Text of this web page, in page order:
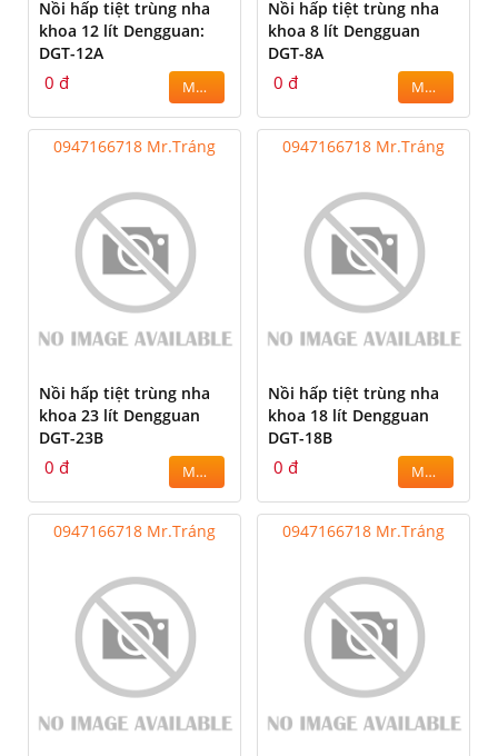
Nồi hấp tiệt trùng nha
khoa 12 lít Dengguan:
DGT-12A
0 đ MUA
Nồi hấp tiệt trùng nha
khoa 8 lít Dengguan
DGT-8A
0 đ MUA
0947166718 Mr.Tráng
Nồi hấp tiệt trùng nha
khoa 23 lít Dengguan
DGT-23B
0 đ MUA
0947166718 Mr.Tráng
Nồi hấp tiệt trùng nha
khoa 18 lít Dengguan
DGT-18B
0 đ MUA
0947166718 Mr.Tráng 0947166718 Mr.Tráng